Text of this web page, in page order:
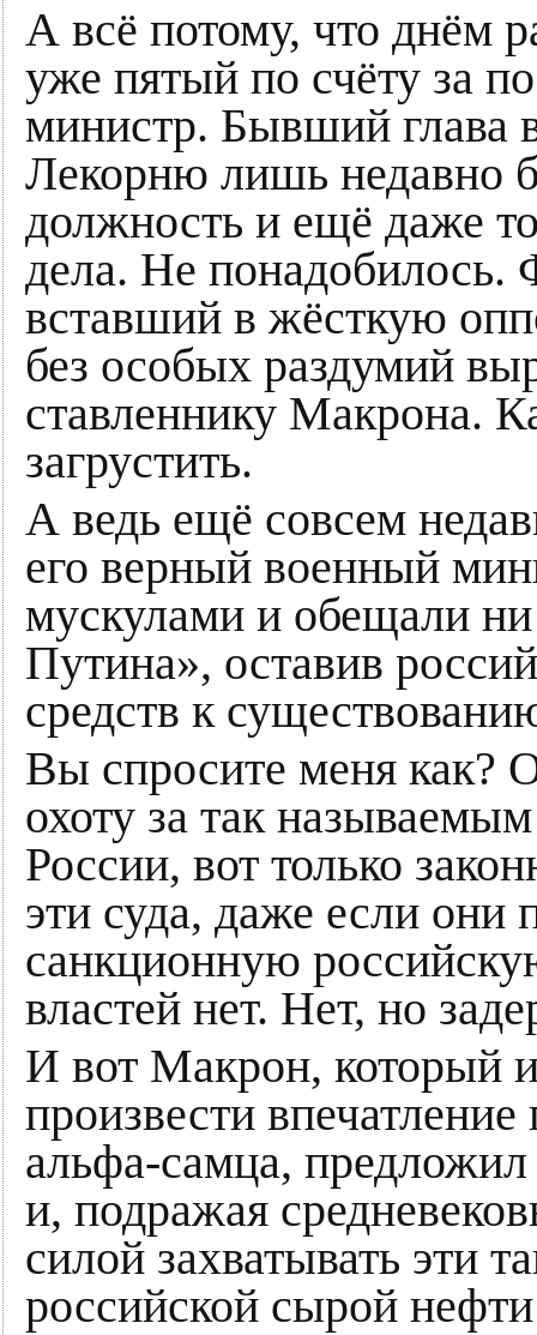
А всё потому, что днём
уже пятый по счёту за
министр. Бывший глава
Лекорню лишь недавно
должность и ещё даже
дела. Не понадобилось.
вставший в жёсткую
без особых раздумий
ставленнику Макрона.
загрустить.
А ведь ещё совсем
его верный военный
мускулами и обещали
Путина», оставив
средств к
Вы спросите меня как?
охоту за так
России, вот только
эти суда, даже если они
санкционную
властей нет. Нет, но
И вот Макрон, который
произвести
альфа-самца,
и, подражая
силой захватывать эти
российской сырой